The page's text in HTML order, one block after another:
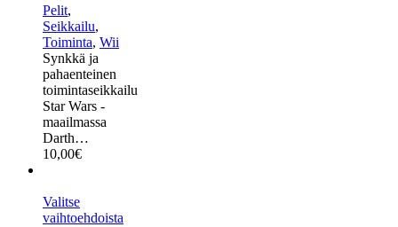
Pelit,
Seikkailu,
Toiminta, Wii
Synkkä ja
pahaenteinen
toimintaseikkailu
Star Wars -
maailmassa
Darth…
10,00€
Valitse
vaihtoehdoista